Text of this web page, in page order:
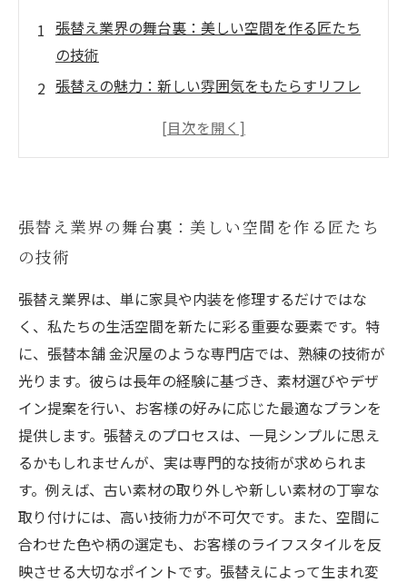
張替え業界の舞台裏：美しい空間を作る匠たち
の技術
張替えの魅力：新しい雰囲気をもたらすリフレ
張替えプロセスの全貌：初めの一歩から完成ま
ガイド
金沢屋の張替え魅力：専門店ならではのサービ
スとは
住環境を一新する張替え：あなたの空間を変え
る方法
張替えの未来：新技術とトレンドを探る旅へ
張替え業界の舞台裏：美しい空間を作る匠たち
の技術
張替え業界は、単に家具や内装を修理するだけではな
く、私たちの生活空間を新たに彩る重要な要素です。特
に、張替本舗 金沢屋のような専門店では、熟練の技術が
光ります。彼らは長年の経験に基づき、素材選びやデザ
イン提案を行い、お客様の好みに応じた最適なプランを
提供します。張替えのプロセスは、一見シンプルに思え
るかもしれませんが、実は専門的な技術が求められま
す。例えば、古い素材の取り外しや新しい素材の丁寧な
取り付けには、高い技術力が不可欠です。また、空間に
合わせた色や柄の選定も、お客様のライフスタイルを反
映させる大切なポイントです。張替えによって生まれ変